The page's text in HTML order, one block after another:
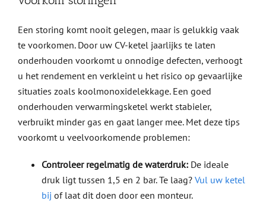
Een storing komt nooit gelegen, maar is gelukkig vaak
te voorkomen. Door uw CV-ketel jaarlijks te laten
onderhouden voorkomt u onnodige defecten, verhoogt
u het rendement en verkleint u het risico op gevaarlijke
situaties zoals koolmonoxidelekkage. Een goed
onderhouden verwarmingsketel werkt stabieler,
verbruikt minder gas en gaat langer mee. Met deze tips
voorkomt u veelvoorkomende problemen:
Controleer regelmatig de waterdruk:De ideale
druk ligt tussen 1,5 en 2 bar. Te laag? Vul uw ketel
bij of laat dit doen door een monteur.